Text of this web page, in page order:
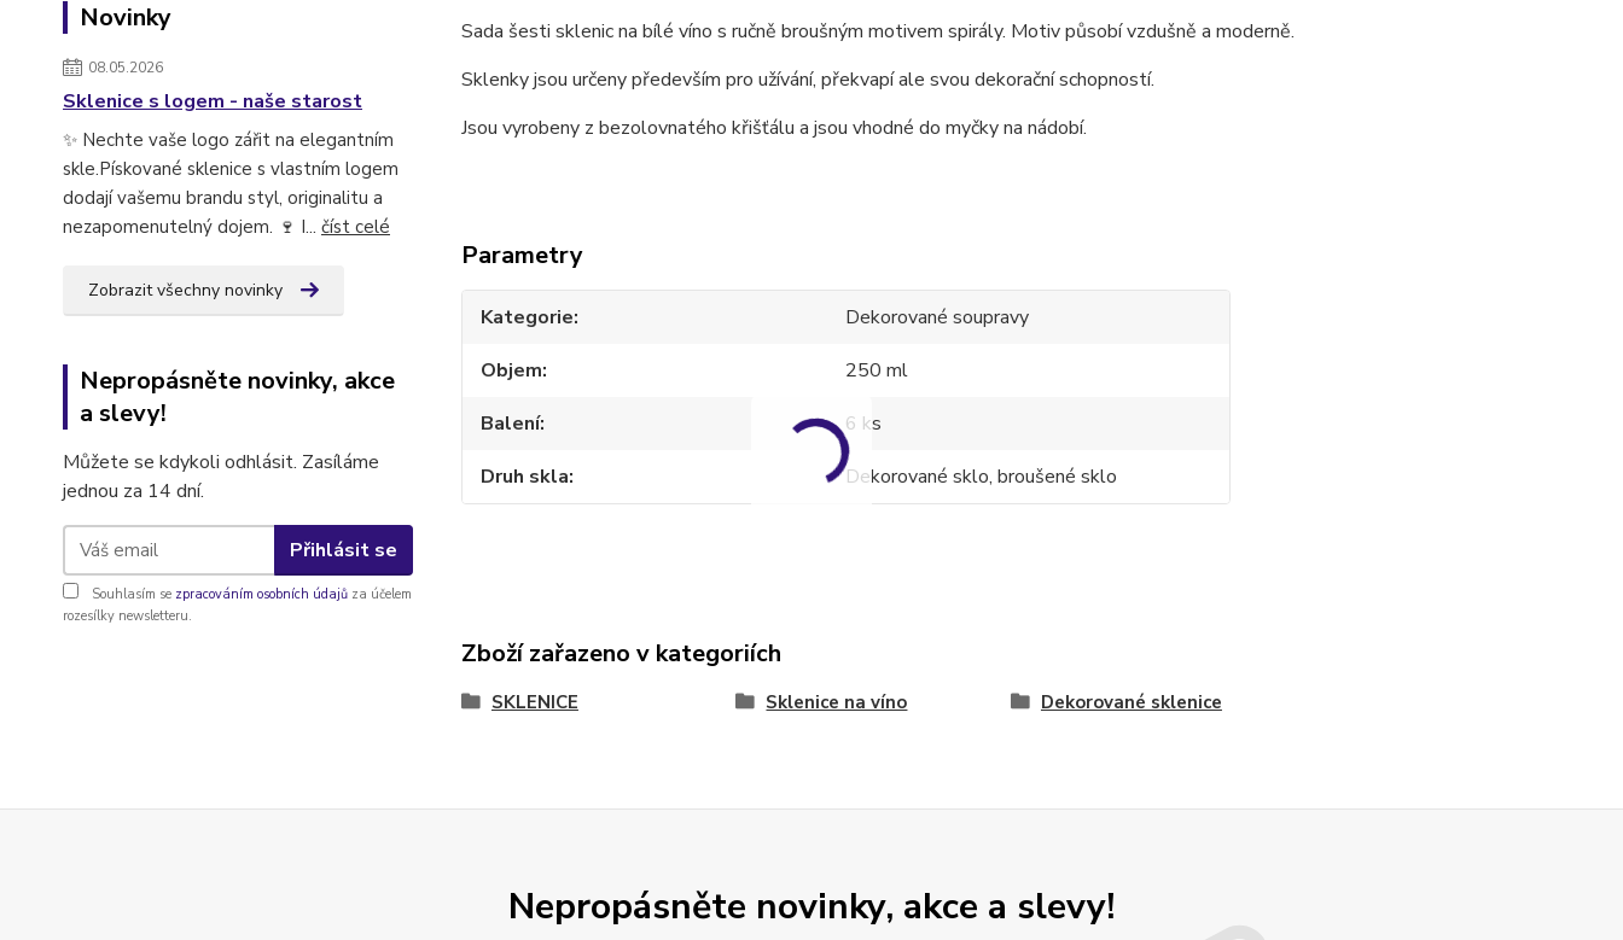
Novinky
08.05.2026
Sklenice s logem - naše starost
✨ Nechte vaše logo zářit na elegantním
skle.Pískované sklenice s vlastním logem
dodají vašemu brandu styl, originalitu a
nezapomenutelný dojem. 🍷 I... číst celé
Zobrazit všechny novinky
Nepropásněte novinky, akce
a slevy!
Můžete se kdykoli odhlásit. Zasíláme
jednou za 14 dní.
Přihlásit se
Souhlasím se zpracováním osobních údajů za účelem
rozesílky newsletteru.
Sada šesti sklenic na bílé víno s ručně broušným motivem spirály. Motiv působí vzdušně a moderně.
Sklenky jsou určeny především pro užívání, překvapí ale svou dekorační schopností.
Jsou vyrobeny z bezolovnatého křišťálu a jsou vhodné do myčky na nádobí.
Parametry
Kategorie
Dekorované soupravy
Objem
250 ml
Balení
6 ks
Druh skla
Dekorované sklo, broušené sklo
Zboží zařazeno v kategoriích
SKLENICE Sklenice na víno Dekorované sklenice
Nepropásněte novinky, akce a slevy!